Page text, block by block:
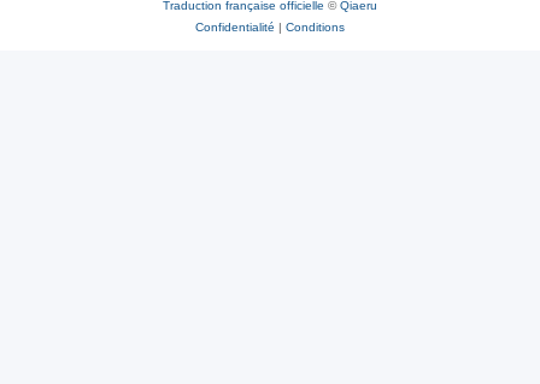
Traduction française officielle ©Qiaeru
Confidentialité | Conditions